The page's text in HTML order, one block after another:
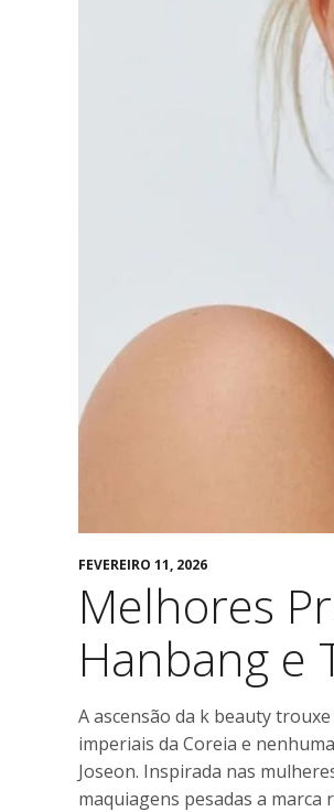
FEVEREIRO 11, 2026
Melhores
Hanbang e
A ascensão da k beauty
imperiais da Coreia e
Joseon. Inspirada nas
maquiagens pesadas a